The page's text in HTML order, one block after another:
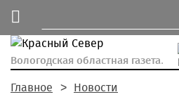
Вологодская областная газета.
Главное Новости